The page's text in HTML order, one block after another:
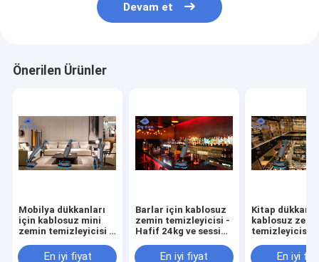
Devam et
Önerilen Ürünler
Mobilya dükkanları
için kablosuz mini
zemin temizleyicisi -
temizlikEn iyi fiyat
Barlar için kablosuz
zemin temizleyicisi -
Hafif 24kg ve sessiz
En iyi fiyat
Kitap
kablosuz
temizleyicisi -
süresi ve çizgi
En iyi